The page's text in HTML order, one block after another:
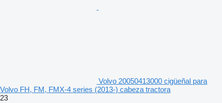
Volvo 20050413000 cigüeñal para
Volvo FH, FM, FMX-4 series (2013-) cabeza tractora
23